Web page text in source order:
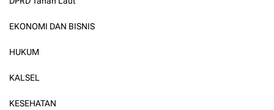
EKONOMI DAN BISNIS
HUKUM
KALSEL
KESEHATAN